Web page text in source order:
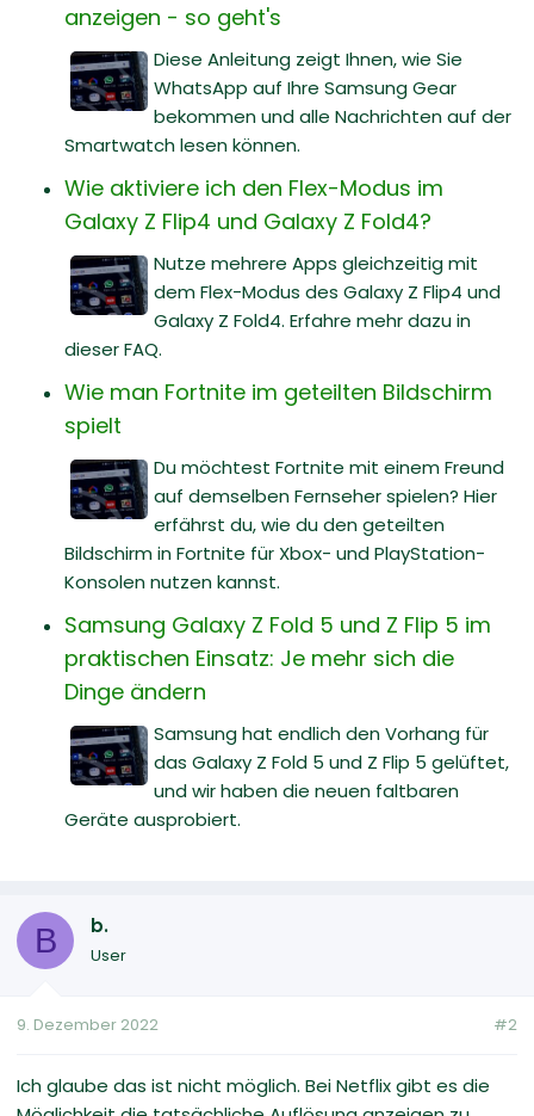
anzeigen - so geht's
Diese Anleitung zeigt Ihnen, wie Sie
WhatsApp auf Ihre Samsung Gear
bekommen und alle Nachrichten auf der
Smartwatch lesen können.
Wie aktiviere ich den Flex-Modus im
Galaxy Z Flip4 und Galaxy Z Fold4?
Nutze mehrere Apps gleichzeitig mit
dem Flex-Modus des Galaxy Z Flip4 und
Galaxy Z Fold4. Erfahre mehr dazu in
dieser FAQ.
Wie man Fortnite im geteilten Bildschirm
spielt
Du möchtest Fortnite mit einem Freund
auf demselben Fernseher spielen? Hier
erfährst du, wie du den geteilten
Bildschirm in Fortnite für Xbox- und PlayStation-
Konsolen nutzen kannst.
Samsung Galaxy Z Fold 5 und Z Flip 5 im
praktischen Einsatz: Je mehr sich die
Dinge ändern
Samsung hat endlich den Vorhang für
das Galaxy Z Fold 5 und Z Flip 5 gelüftet,
und wir haben die neuen faltbaren
Geräte ausprobiert.
B b.
User
9. Dezember 2022 #2
Ich glaube das ist nicht möglich. Bei Netflix gibt es die